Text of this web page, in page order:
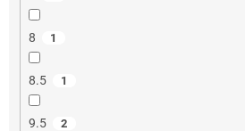
8 1
8.5 1
9.5 2